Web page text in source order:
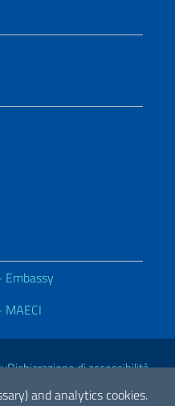
and analytics cookies.
Dichiarazione di accessibilità